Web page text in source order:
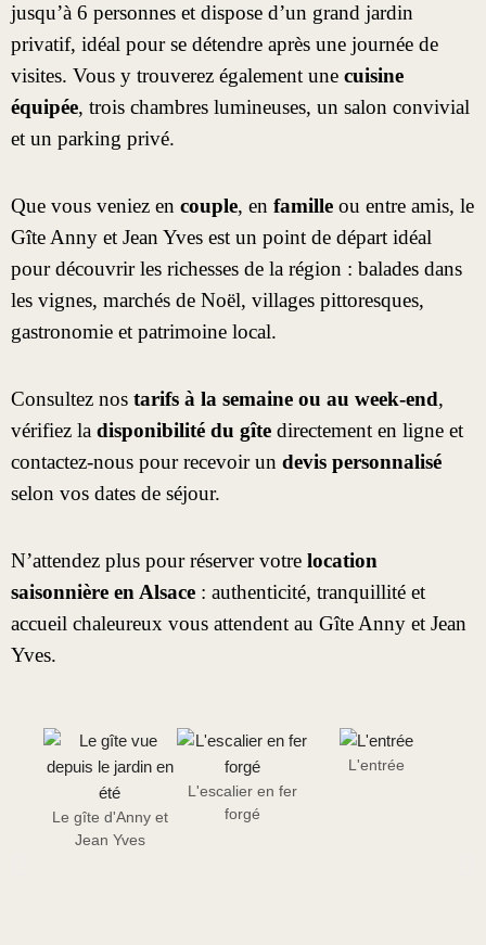
jusqu’à 6 personnes et dispose d’un grand jardin
privatif, idéal pour se détendre après une journée de
visites. Vous y trouverez également une cuisine
équipée, trois chambres lumineuses, un salon convivial
et un parking privé.
Que vous veniez en couple, en famille ou entre amis, le
Gîte Anny et Jean Yves est un point de départ idéal
pour découvrir les richesses de la région : balades dans
les vignes, marchés de Noël, villages pittoresques,
gastronomie et patrimoine local.
Consultez nos tarifs à la semaine ou au week-end,
vérifiez la disponibilité du gîte directement en ligne et
contactez-nous pour recevoir un devis personnalisé
selon vos dates de séjour.
N’attendez plus pour réserver votre location
saisonnière en Alsace : authenticité, tranquillité et
accueil chaleureux vous attendent au Gîte Anny et Jean
Yves.
Le gîte d'Anny et
Jean Yves
L'escalier en fer
forgé
L'entrée